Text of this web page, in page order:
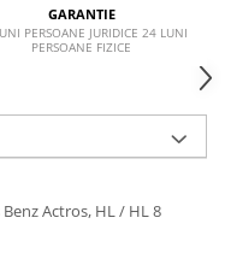
GARANTIE
PERSOANE JURIDICE 24 LUNI
PERSOANE FIZICE
Actros, HL / HL 8